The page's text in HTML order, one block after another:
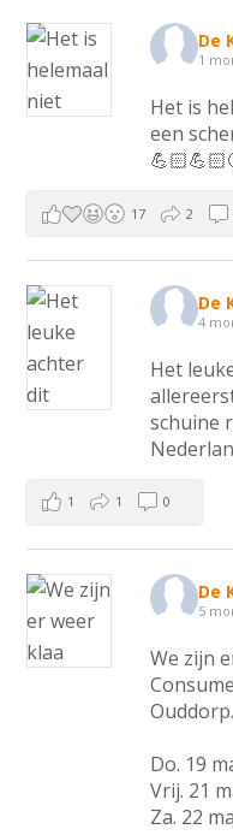
De
1
Het is
een
17 2
De
4
Het
schuine
1 1 0
De
5
We zijn
Ouddorp.
Do. 19
Vrij. 21
Za. 22